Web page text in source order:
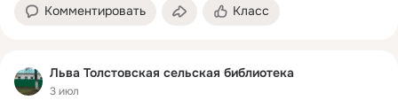
Комментировать Класс
Льва Толстовская сельская библиотека
3 июл